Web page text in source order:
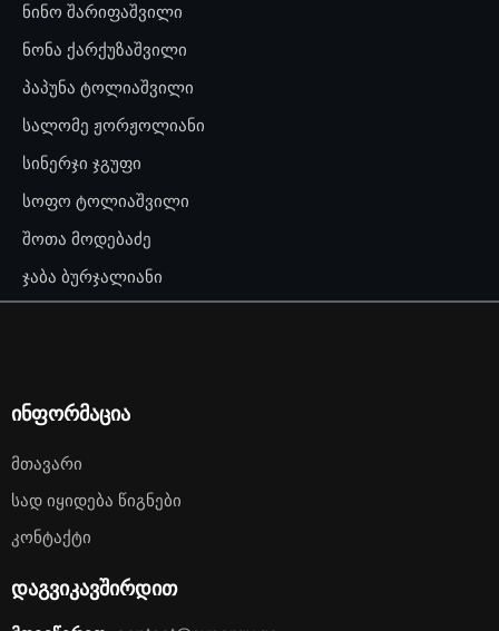
ნინო შარიფაშვილი
ნონა ქარქუზაშვილი
პაპუნა ტოლიაშვილი
სალომე ჟორჟოლიანი
სინერჯი ჯგუფი
სოფო ტოლიაშვილი
შოთა მოდებაძე
ჯაბა ბურჯალიანი
ინფორმაცია
Მთავარი
Სად Იყიდება Წიგნები
Კონტაქტი
დაგვიკავშირდით